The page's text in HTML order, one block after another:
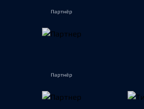
Партнёр
Партнёр